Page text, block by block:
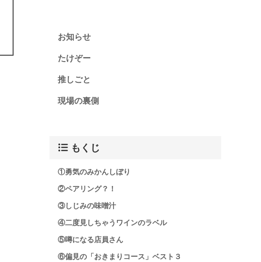
お知らせ
たけぞー
推しごと
現場の裏側
もくじ
①勇気のみかんしぼり
②ペアリング？！
③しじみの味噌汁
④二度見しちゃうワインのラベル
⑤噂になる店員さん
⑥偏見の「おきまりコース」ベスト３